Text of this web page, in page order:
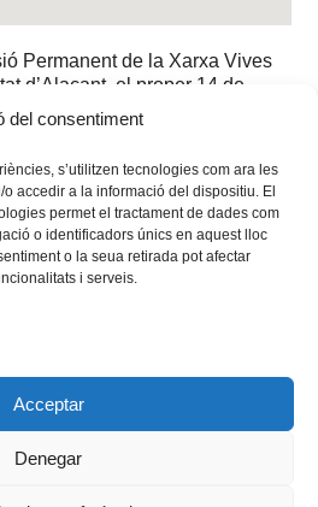
del consentiment
s’utilitzen tecnologies com ara les
accedir a la informació del dispositiu. El
permet el tractament de dades com
o identificadors únics en aquest lloc
o la seua retirada pot afectar
i serveis.
Acceptar
Denegar
Permanent de la Xarxa Vives
d’Alacant, el proper 14 de
Instagram
Flickr
SOM
PROGRAMES
SOSTENIBLE
LEGAL